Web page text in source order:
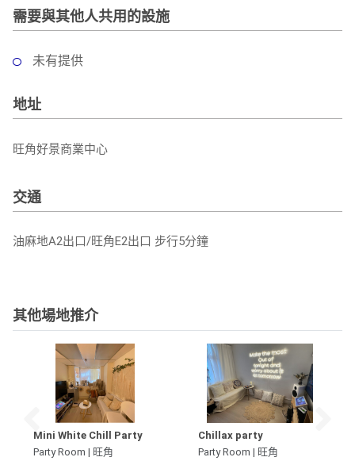
需要與其他人共用的設施
未有提供
地址
旺角好景商業中心
交通
油麻地A2出口/旺角E2出口 步行5分鐘
其他場地推介
Mini White Chill Party
Party Room | 旺角
Chillax party
Party Room | 旺角